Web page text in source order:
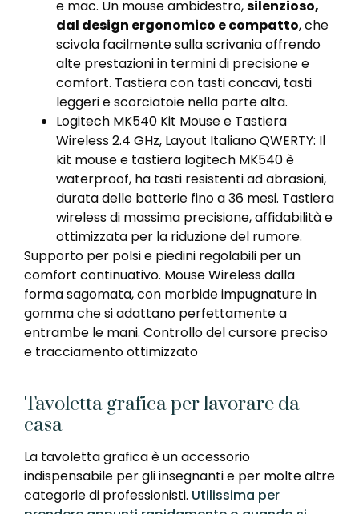
e mac. Un mouse ambidestro,silenzioso,
dal design ergonomico e compatto, che
scivola facilmente sulla scrivania offrendo
alte prestazioni in termini di precisione e
comfort. Tastiera con tasti concavi, tasti
leggeri e scorciatoie nella parte alta.
Logitech MK540 Kit Mouse e Tastiera
Wireless 2.4 GHz, Layout Italiano ‎QWERTY: Il
kit mouse e tastiera logitech MK540 è
waterproof, ha tasti resistenti ad ‎abrasioni,
durata delle batterie fino a 36 mesi. Tastiera
wireless di massima precisione, affidabilità e
ottimizzata per la riduzione del rumore.
Supporto per polsi e ‎piedini regolabili per un
comfort continuativo. Mouse Wireless dalla
forma sagomata, con morbide impugnature in
gomma che si adattano perfettamente a
entrambe le ‎mani. Controllo del cursore preciso
e ‎tracciamento ottimizzato
Tavoletta grafica per lavorare da
casa
La tavoletta grafica è un accessorio
indispensabile per gli insegnanti e per molte altre
categorie di professionisti. Utilissima per